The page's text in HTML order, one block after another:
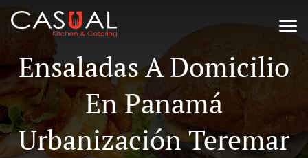
Ensaladas A Domicilio
En Panamá
Urbanización Teremar